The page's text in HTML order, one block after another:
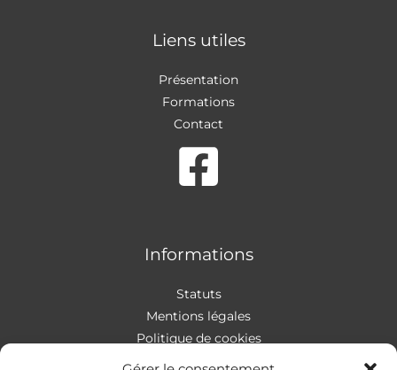
Liens utiles
Présentation
Formations
Contact
Informations
Statuts
Mentions légales
Politique de cookies